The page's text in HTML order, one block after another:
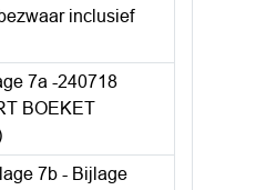
inclusief
7a -240718
BOEKET
7b - Bijlage